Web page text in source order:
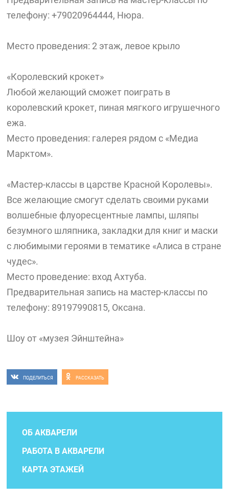
телефону: +79020964444, Нюра.
Место проведения: 2 этаж, левое крыло
«Королевский крокет»
Любой желающий сможет поиграть в
королевский крокет, пиная мягкого игрушечного
ежа.
Место проведения: галерея рядом с «Медиа
Марктом».
«Мастер-классы в царстве Красной Королевы».
Все желающие смогут сделать своими руками
волшебные флуоресцентные лампы, шляпы
безумного шляпника, закладки для книг и маски
с любимыми героями в тематике «Алиса в стране
чудес».
Место проведение: вход Ахтуба.
Предварительная запись на мастер-классы по
телефону: 89197990815, Оксана.
Шоу от «музея Эйнштейна»
ПОДЕЛИТЬСЯ РАССКАЗАТЬ
ОБ АКВАРЕЛИ
РАБОТА В АКВАРЕЛИ
КАРТА ЭТАЖЕЙ